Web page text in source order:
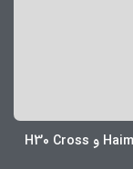
پلاریس پارت ارائه دهنده لوازم یدکی تخصصی Haima و H30 Cross